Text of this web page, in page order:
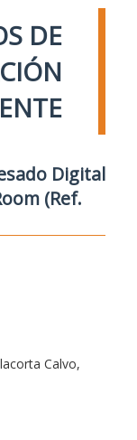
DE
Digital
(Ref.
Calvo,